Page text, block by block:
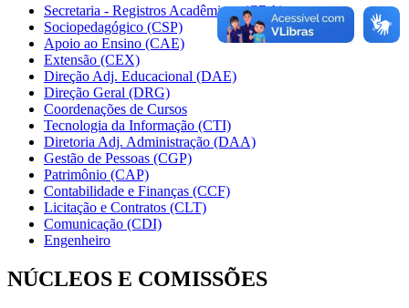
Secretaria - Registros Acadêmicos (CRA)
Sociopedagógico (CSP)
Apoio ao Ensino (CAE)
Extensão (CEX)
Direção Adj. Educacional (DAE)
Direção Geral (DRG)
Coordenações de Cursos
Tecnologia da Informação (CTI)
Diretoria Adj. Administração (DAA)
Gestão de Pessoas (CGP)
Patrimônio (CAP)
Contabilidade e Finanças (CCF)
Licitação e Contratos (CLT)
Comunicação (CDI)
Engenheiro
NÚCLEOS E COMISSÕES